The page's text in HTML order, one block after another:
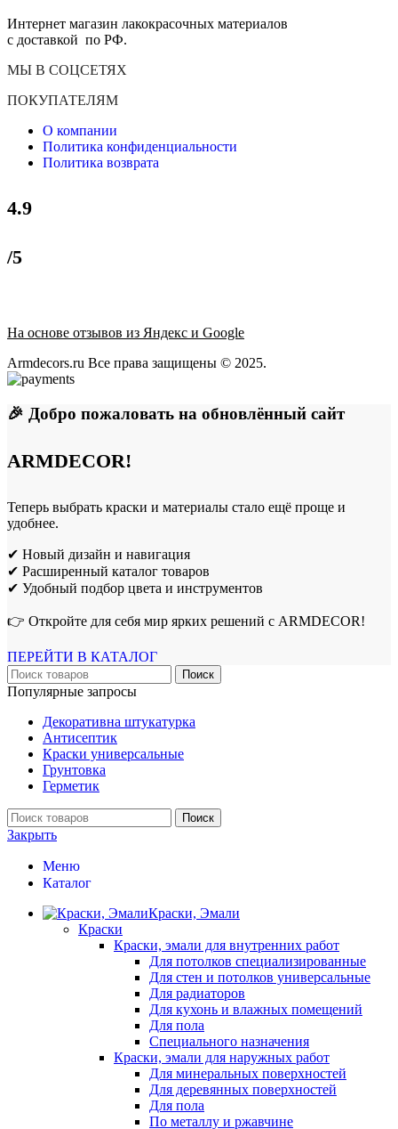
Интернет магазин лакокрасочных материалов
с доставкой по РФ.
МЫ В СОЦСЕТЯХ
ПОКУПАТЕЛЯМ
О компании
Политика конфиденциальности
Политика возврата
4.9
/5
На основе отзывов из Яндекс и Google
Armdecors.ru Все права защищены © 2025. ​
🎉 Добро пожаловать на обновлённый сайт
ARMDECOR!
Теперь выбрать краски и материалы стало ещё проще и
удобнее.
✔ Новый дизайн и навигация
✔ Расширенный каталог товаров
✔ Удобный подбор цвета и инструментов
👉 Откройте для себя мир ярких решений с ARMDECOR!
ПЕРЕЙТИ В КАТАЛОГ
Поиск
Популярные запросы
Декоративна штукатурка
Антисептик
Краски универсальные
Грунтовка
Герметик
Поиск
Закрыть
Меню
Каталог
Краски, Эмали
Краски
Краски, эмали для внутренних работ
Для потолков специализированные
Для стен и потолков универсальные
Для радиаторов
Для кухонь и влажных помещений
Для пола
Специального назначения
Краски, эмали для наружных работ
Для минеральных поверхностей
Для деревянных поверхностей
Для пола
По металлу и ржавчине